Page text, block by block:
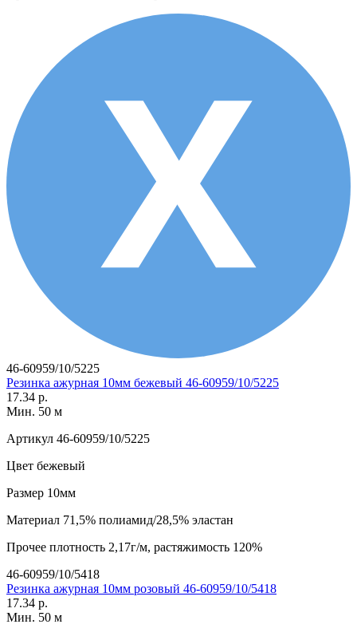
46-60959/10/5225
Резинка ажурная 10мм бежевый 46-60959/10/5225
17.34 р.
Мин. 50 м
Артикул 46-60959/10/5225
Цвет бежевый
Размер 10мм
Материал 71,5% полиамид/28,5% эластан
Прочее плотность 2,17г/м, растяжимость 120%
46-60959/10/5418
Резинка ажурная 10мм розовый 46-60959/10/5418
17.34 р.
Мин. 50 м